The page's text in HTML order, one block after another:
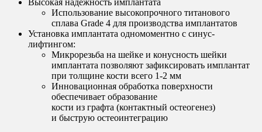
Высокая надежность имплантата
Использование высокопрочного титанового
сплава Grade 4 для производства имплантатов
Установка имплантата одномоментно с синус-
лифтингом:
Микрорезьба на шейке и конусность шейки
имплантата позволяют зафиксировать имплантат
при толщине кости всего 1-2 мм
Инновационная обработка поверхности
обеспечивает образование
кости из графта (контактный остеогенез)
и быструю остеоинтеграцию